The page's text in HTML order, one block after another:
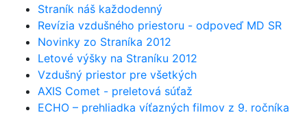
Straník náš každodenný
Revízia vzdušného priestoru - odpoveď MD SR
Novinky zo Straníka 2012
Letové výšky na Straníku 2012
Vzdušný priestor pre všetkých
AXIS Comet - preletová súťaž
ECHO – prehliadka víťazných filmov z 9. ročníka